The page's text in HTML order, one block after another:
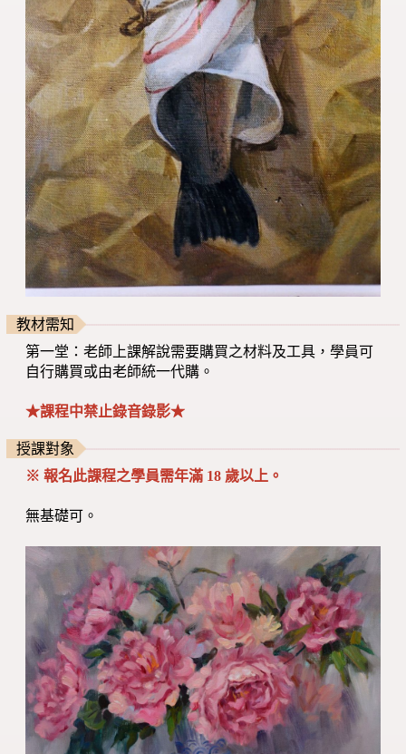
教材需知
第一堂：老師上課解說需要購買之材料及工具，學員可
自行購買或由老師統一代購。
★課程中禁止錄音錄影★
授課對象
※報名此課程之學員需年滿 18 歲以上。
無基礎可。